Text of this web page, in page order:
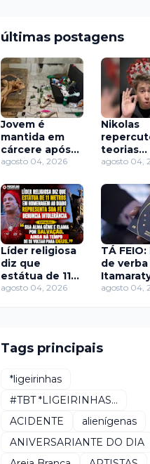
últimas postagens
Jovem é
mantida em
cárcere após
encontro com
virtual
agosto 04, 2026
Nikolas
teorias
dos EUA
calar
Covid
agosto 04,
Líder religiosa
diz que
estátua de 11
metros em
intolerância
agosto 04, 2026
TÁ
de
afeta
agosto 04,
Tags principais
*ligeirinhas
#TBT *LIGEIRINHAS...
ACIDENTE
alienígenas
ANIVERSARIANTE DO DIA